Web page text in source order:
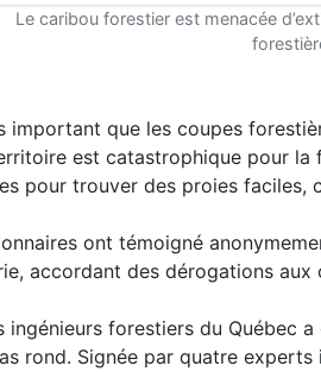
Le caribou forestier est menacée
important que les coupes
est catastrophique pour
pour trouver des proies faciles,
ont témoigné
accordant des dérogations
ingénieurs forestiers du Québec
rond. Signée par quatre